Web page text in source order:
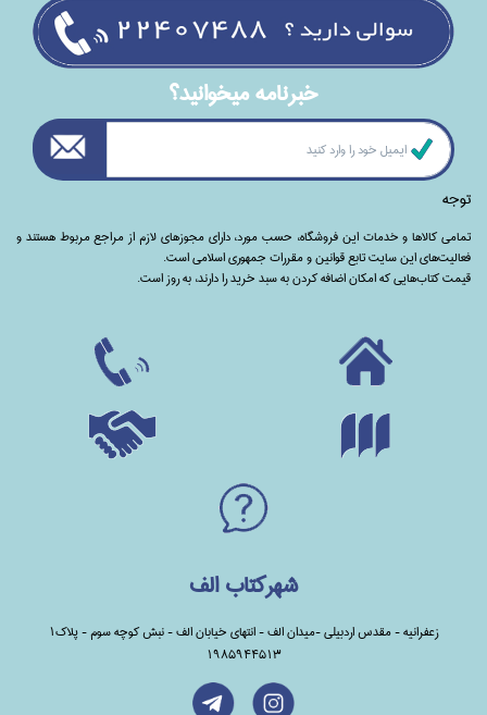
خبرنامه ميخوانيد؟
توجه
تمامی‌ کالاها و خدمات این فروشگاه، حسب مورد،‌ دارای مجوزهای لازم از مراجع مربوط هستند ‌و‌‌
فعالیت‌های این سایت تابع قوانین و مقررات جمهوری اسلامی است.
قیمت کتاب‌هایی که امکان اضافه کردن به سبد خرید را دارند،‌ به روز است.
شهرکتاب الف
زعفرانیه - مقدس اردبیلی -میدان الف - انتهای خیابان الف - نبش کوچه سوم - پلاک1
1985944513